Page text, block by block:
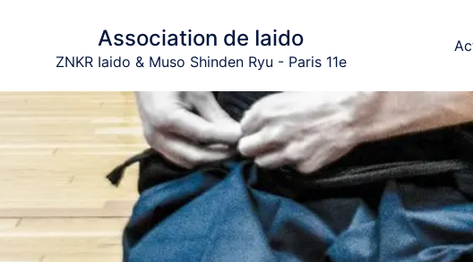
Association de Iaido
ZNKR Iaido & Muso Shinden Ryu - Paris 11e